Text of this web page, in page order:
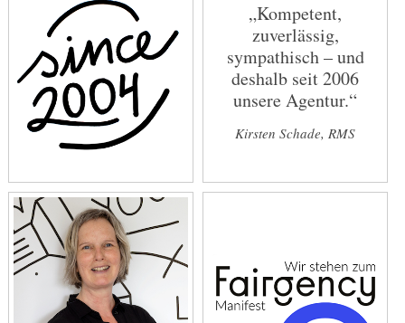
*2004
„Kompetent,
zuverlässig,
sympathisch – und
deshalb seit 2006
unsere Agentur.“
Kirsten Schade, RMS